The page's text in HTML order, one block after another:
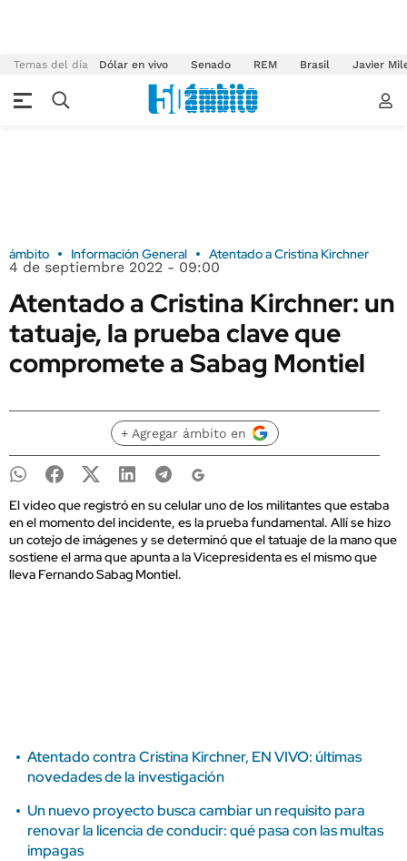
Temas del día Dólar en vivo Senado REM Brasil Javier
ámbito Información General Atentado a Cristina Kirchner
4 de septiembre 2022 - 09:00
Atentado a Cristina Kirchner: un
tatuaje, la prueba clave que
compromete a Sabag Montiel
+ Agregar ámbito en
El video que registró en su celular uno de los militantes que estaba
en el momento del incidente, es la prueba fundamental. Allí se hizo
un cotejo de imágenes y se determinó que el tatuaje de la mano que
sostiene el arma que apunta a la Vicepresidenta es el mismo que
lleva Fernando Sabag Montiel.
Atentado contra Cristina Kirchner, EN VIVO: últimas
novedades de la investigación
Un nuevo proyecto busca cambiar un requisito para
renovar la licencia de conducir: qué pasa con las multas
impagas